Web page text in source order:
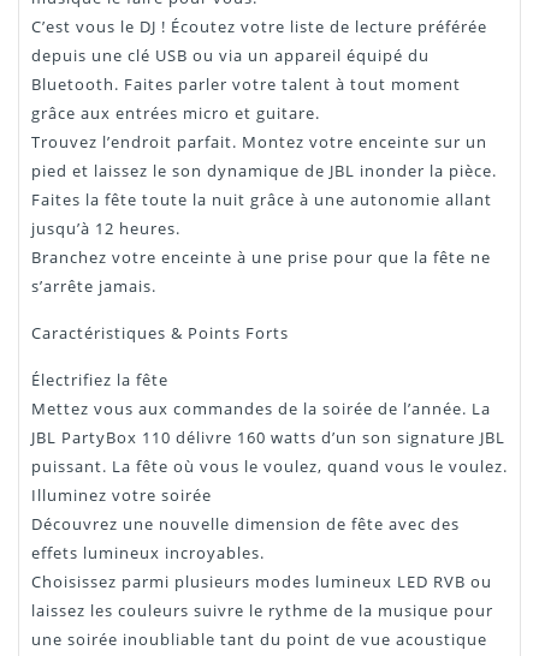
C’est vous le DJ ! Écoutez votre liste de lecture préférée
depuis une clé USB ou via un appareil équipé du
Bluetooth. Faites parler votre talent à tout moment
grâce aux entrées micro et guitare.
Trouvez l’endroit parfait. Montez votre enceinte sur un
pied et laissez le son dynamique de JBL inonder la pièce.
Faites la fête toute la nuit grâce à une autonomie allant
jusqu’à 12 heures.
Branchez votre enceinte à une prise pour que la fête ne
s’arrête jamais.
Caractéristiques & Points Forts
Électrifiez la fête
Mettez vous aux commandes de la soirée de l’année. La
JBL PartyBox 110 délivre 160 watts d’un son signature JBL
puissant. La fête où vous le voulez, quand vous le voulez.
Illuminez votre soirée
Découvrez une nouvelle dimension de fête avec des
effets lumineux incroyables.
Choisissez parmi plusieurs modes lumineux LED RVB ou
laissez les couleurs suivre le rythme de la musique pour
une soirée inoubliable tant du point de vue acoustique